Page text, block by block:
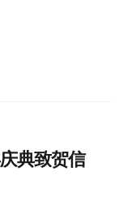
典致贺信